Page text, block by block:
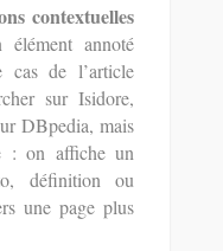
contextuelles
annoté
de l’article
sur Isidore,
DBpedia, mais
: on affiche un
définition ou
une page plus